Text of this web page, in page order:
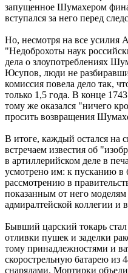
запущенное Шумахером
вступался за него перед
Но, несмотря на все усилия
"Недоброхоты наук
дела о злоупотреблениях
Юсупов, люди не
комиссия повела дело так,
только 1,5 года. В конце
тому же оказался "ничего
просить возвращения
В итоге, каждый остался на
встречаем известия об
в артиллерийском деле в
усмотрено им: к пусканию в
рассмотрению в
показанным от него
адмиралтейской коллегии и
Бывший царский токарь
отливки пушек и заделки
тому принадлежностями и
скорострельную батарею из
снарядами. Мортирки